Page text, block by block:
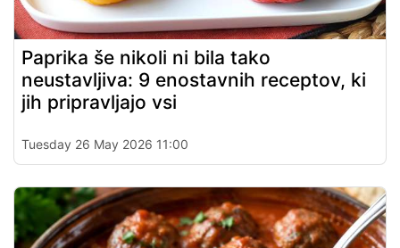
Paprika še nikoli ni bila tako
neustavljiva: 9 enostavnih receptov, ki
jih pripravljajo vsi
Tuesday 26 May 2026 11:00